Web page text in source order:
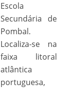
Escola
Secundária de
Pombal.
Localiza-se na
faixa litoral
atlântica
portuguesa,